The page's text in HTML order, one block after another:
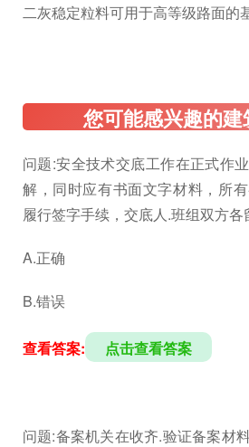
二灰稳定粒料可用于高等级路面的
问题:安全技术交底工作在正式作
解，同时应有书面文字材料，所
履行签字手续，交底人.班组双方各
A.正确
B.错误
查看答案: 点击查看答案
问题:备案机关在收齐.验证备案材